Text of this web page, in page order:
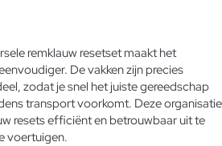
remklauw resetset maakt het
De vakken zijn precies
zodat je snel het juiste gereedschap
transport voorkomt. Deze organisatie
resets efficiënt en betrouwbaar uit te
voertuigen.